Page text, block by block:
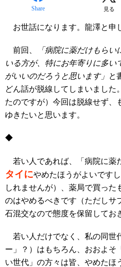
Share 見る
お世話になります。龍澤と申
前回、
「病院に薬だけもら
いる方が、特にお年寄りに多い
がいいのだろうと思います」 と
どん話が脱線してしまいました
たのですが）今回は脱線せず、
ゆきたいと思います。
◆
若い人であれば、「病院に薬
タイにやめたほうがよいです
しれませんが）、薬局で買った
のはやめるべきです（ただしサ
石混交なので態度を保留してお
若い人だけでなく、私の同世
ー」？）はもちろん、おおよそ
い世代」の方々は皆、やめたほ